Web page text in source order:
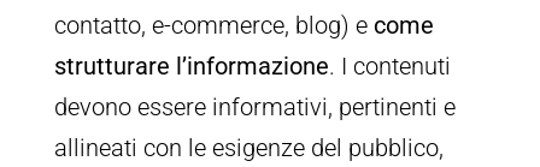
contatto, e-commerce, blog) e come
strutturare l’informazione. I contenuti
devono essere informativi, pertinenti e
allineati con le esigenze del pubblico,